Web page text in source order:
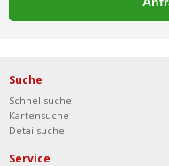
Suche
Schnellsuche
Kartensuche
Detailsuche
Service